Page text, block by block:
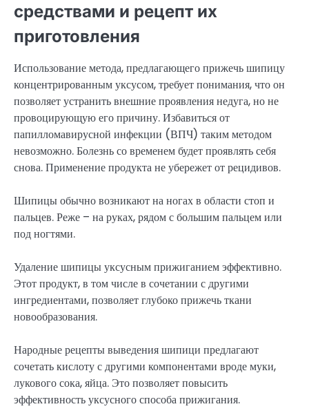
средствами и рецепт их
приготовления
Использование метода, предлагающего прижечь шипицу
концентрированным уксусом, требует понимания, что он
позволяет устранить внешние проявления недуга, но не
провоцирующую его причину. Избавиться от
папилломавирусной инфекции (ВПЧ) таким методом
невозможно. Болезнь со временем будет проявлять себя
снова. Применение продукта не убережет от рецидивов.
Шипицы обычно возникают на ногах в области стоп и
пальцев. Реже – на руках, рядом с большим пальцем или
под ногтями.
Удаление шипицы уксусным прижиганием эффективно.
Этот продукт, в том числе в сочетании с другими
ингредиентами, позволяет глубоко прижечь ткани
новообразования.
Народные рецепты выведения шипици предлагают
сочетать кислоту с другими компонентами вроде муки,
лукового сока, яйца. Это позволяет повысить
эффективность уксусного способа прижигания.